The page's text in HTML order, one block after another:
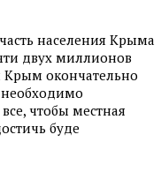
населения Крыма
двух миллионов
Крым окончательно
чтобы местная
буде